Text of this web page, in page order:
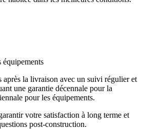
équipements
après la livraison avec un suivi régulier et
une garantie décennale pour la
pour les équipements.
votre satisfaction à long terme et
post-construction.